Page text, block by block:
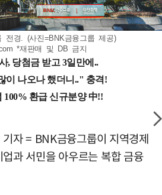
전경. (사진=BNK금융그룹 제공)
*재판매 및 DB 금지
자 = BNK금융그룹이 지역경제
과 서민을 아우르는 복합 금융